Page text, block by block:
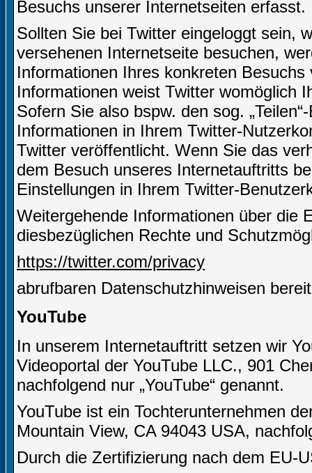
Besuchs unserer Internetseiten erfasst.
Sollten Sie bei Twitter eingeloggt sein,
versehenen Internetseite besuchen,
Informationen Ihres konkreten
Informationen weist Twitter womöglich
Sofern Sie also bspw. den sog.
Informationen in Ihrem Twitter-
Twitter veröffentlicht. Wenn Sie das
dem Besuch unseres Internetauftritts
Einstellungen in Ihrem Twitter-
Weitergehende Informationen über die
diesbezüglichen Rechte und
https://twitter.com/privacy
abrufbaren Datenschutzhinweisen
YouTube
In unserem Internetauftritt setzen wir
Videoportal der YouTube LLC., 901
nachfolgend nur „YouTube“ genannt.
YouTube ist ein Tochterunternehmen
Mountain View, CA 94043 USA,
Durch die Zertifizierung nach dem EU-